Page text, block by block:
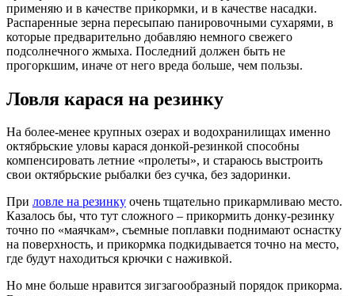
применяю и в качестве прикормки, и в качестве насадки.
Распаренные зерна пересыпаю панировочными сухарями, в
которые предварительно добавляю немного свежего
подсолнечного жмыха. Последний должен быть не
прогоркшим, иначе от него вреда больше, чем пользы.
Ловля карася на резинку
На более-менее крупных озерах и водохранилищах именно
октябрьские уловы карася донкой-резинкой способны
компенсировать летние «пролеты», и стараюсь выстроить
свои октябрьские рыбалки без сучка, без задоринки.
При ловле на резинку очень тщательно прикармливаю место.
Казалось бы, что тут сложного – прикормить донку-резинку
точно по «маячкам», съемные поплавки поднимают оснастку
на поверхность, и прикормка подкидывается точно на место,
где будут находиться крючки с наживкой.
Но мне больше нравится зигзагообразный порядок прикорма.